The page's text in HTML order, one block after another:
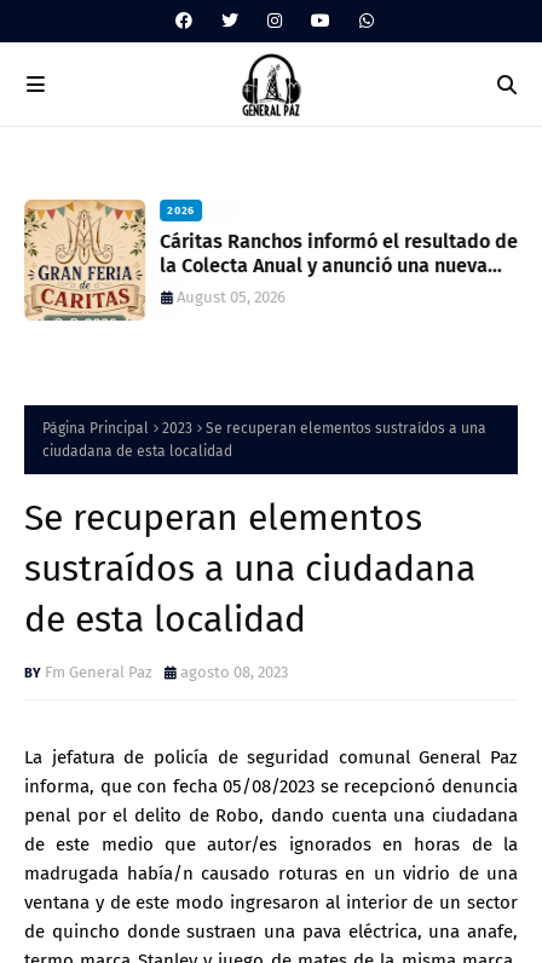
2026
Cáritas Ranchos informó el resultado de
la Colecta Anual y anunció una nueva
feria solidaria
August 05, 2026
Página Principal 2023
Se recuperan elementos sustraídos a una
ciudadana de esta localidad
Se recuperan elementos
sustraídos a una ciudadana
de esta localidad
Fm General Paz agosto 08, 2023
La jefatura de policía de seguridad comunal General Paz
informa, que con fecha 05/08/2023 se recepcionó denuncia
penal por el delito de Robo, dando cuenta una ciudadana
de este medio que autor/es ignorados en horas de la
madrugada había/n causado roturas en un vidrio de una
ventana y de este modo ingresaron al interior de un sector
de quincho donde sustraen una pava eléctrica, una anafe,